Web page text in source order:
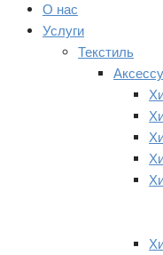
О нас
Услуги
Текстиль